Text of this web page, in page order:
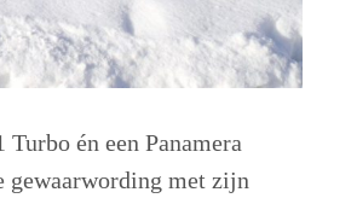
én een Panamera
gewaarwording met zijn